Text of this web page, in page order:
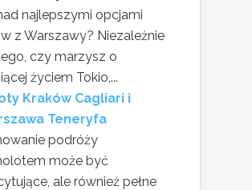
najlepszymi opcjami
z Warszawy? Niezależnie
czy marzysz o
życiem Tokio,...
Kraków Cagliari i
Teneryfa
podróży
może być
ale również pełne